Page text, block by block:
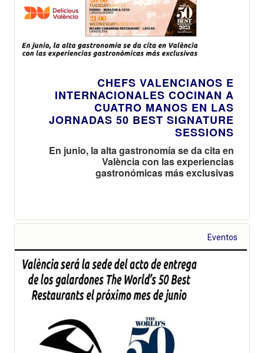
CHEFS VALENCIANOS E
INTERNACIONALES COCINAN A
CUATRO MANOS EN LAS
JORNADAS 50 BEST SIGNATURE
SESSIONS
En junio, la alta gastronomía se da cita en
València con las experiencias
gastronómicas más exclusivas
Eventos